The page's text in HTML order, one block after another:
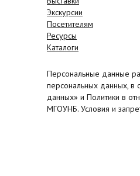
Экскурсии
Посетителям
Ресурсы
Каталоги
Персональные данные
персональных данных, в
данных» и Политики в
МГОУНБ. Условия и